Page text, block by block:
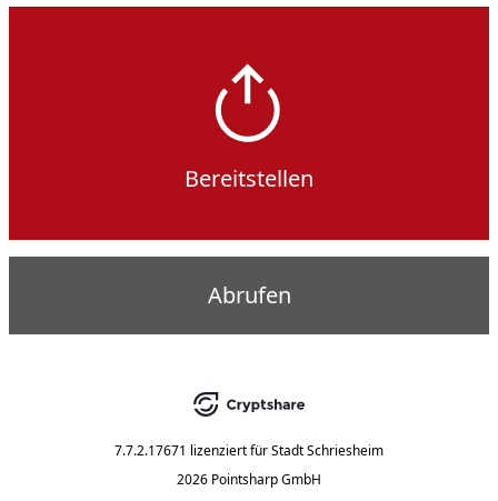
Bereitstellen
Abrufen
7.7.2.17671 lizenziert fürStadt Schriesheim
2026 Pointsharp GmbH